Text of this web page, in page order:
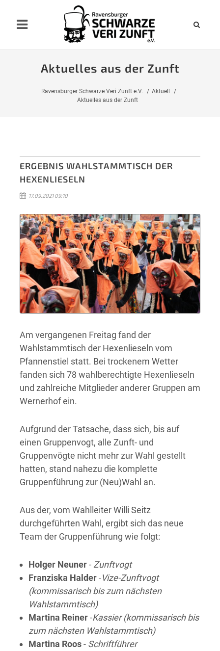
Aktuelles aus der Zunft
Ravensburger Schwarze Veri Zunft e.V.
Aktuell
Aktuelles aus der Zunft
ERGEBNIS WAHLSTAMMTISCH DER
HEXENLIESELN
17.09.2021 09:10
Am vergangenen Freitag fand der
Wahlstammtisch der Hexenlieseln vom
Pfannenstiel statt. Bei trockenem Wetter
fanden sich 78 wahlberechtigte Hexenlieseln
und zahlreiche Mitglieder anderer Gruppen am
Wernerhof ein.
Aufgrund der Tatsache, dass sich, bis auf
einen Gruppenvogt, alle Zunft- und
Gruppenvögte nicht mehr zur Wahl gestellt
hatten, stand nahezu die komplette
Gruppenführung zur (Neu)Wahl an.
Aus der, vom Wahlleiter Willi Seitz
durchgeführten Wahl, ergibt sich das neue
Team der Gruppenführung wie folgt:
Holger Neuner- Zunftvogt
Franziska Halder-Vize-Zunftvogt
(kommissarisch bis zum nächsten
Wahlstammtisch)
Martina Reiner-Kassier (kommissarisch bis
zum nächsten Wahlstammtisch)
Martina Roos- Schriftführer